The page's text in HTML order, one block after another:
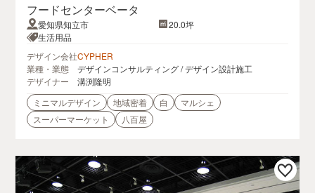
フードセンターベータ
愛知県知立市
20.0坪
生活用品
デザイン会社CYPHER
業種・業態
デザインコンサルティング / デザイン設計施工
デザイナー
溝渕隆明
ミニマルデザイン
地域密着 白
マルシェ
スーパーマーケット
八百屋